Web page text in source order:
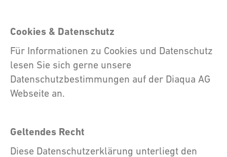
Cookies & Datenschutz
Für Informationen zu Cookies und Datenschutz
lesen Sie sich gerne unsere
Datenschutzbestimmungen auf der Diaqua AG
Webseite an.
Geltendes Recht
Diese Datenschutzerklärung unterliegt den